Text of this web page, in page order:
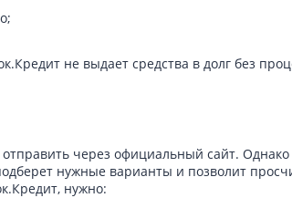
не выдает средства в долг без
через официальный сайт. Однако
нужные варианты и позволит
нужно: